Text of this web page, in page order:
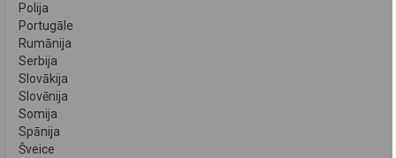
Polija
Portugāle
Rumānija
Serbija
Slovākija
Slovēnija
Somija
Spānija
Šveice